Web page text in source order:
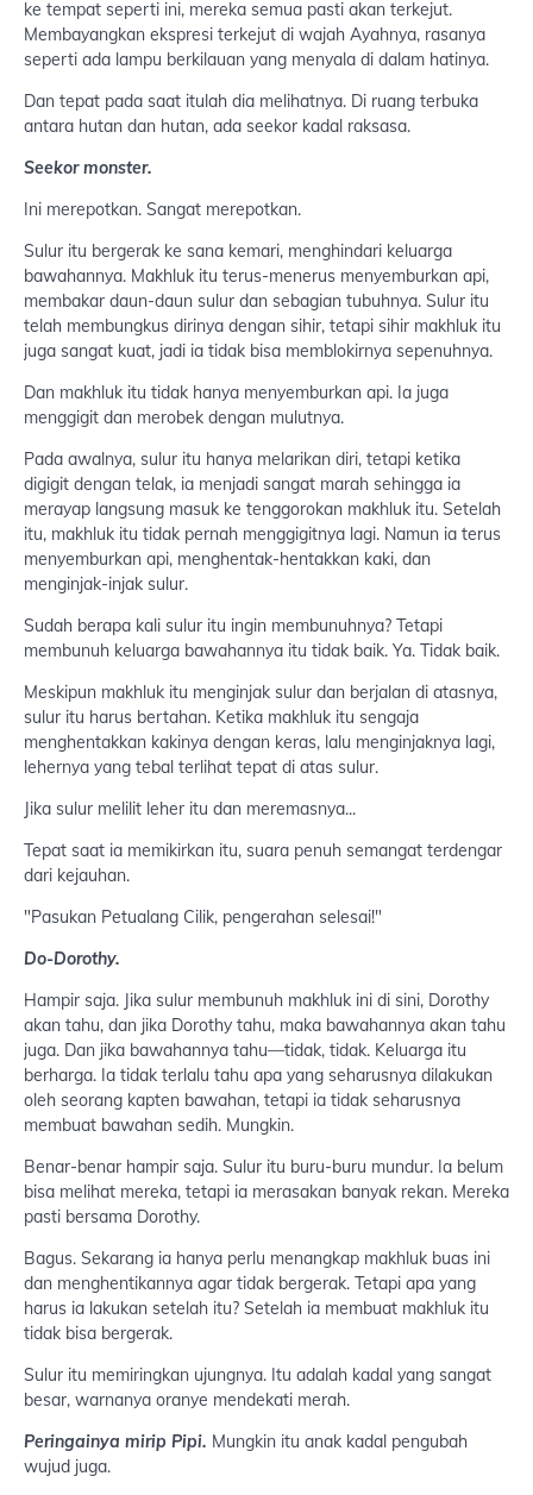
ke tempat seperti ini, mereka semua pasti akan terkejut.
Membayangkan ekspresi terkejut di wajah Ayahnya, rasanya
seperti ada lampu berkilauan yang menyala di dalam hatinya.
Dan tepat pada saat itulah dia melihatnya. Di ruang terbuka
antara hutan dan hutan, ada seekor kadal raksasa.
Seekor monster.
Ini merepotkan. Sangat merepotkan.
Sulur itu bergerak ke sana kemari, menghindari keluarga
bawahannya. Makhluk itu terus-menerus menyemburkan api,
membakar daun-daun sulur dan sebagian tubuhnya. Sulur itu
telah membungkus dirinya dengan sihir, tetapi sihir makhluk itu
juga sangat kuat, jadi ia tidak bisa memblokirnya sepenuhnya.
Dan makhluk itu tidak hanya menyemburkan api. Ia juga
menggigit dan merobek dengan mulutnya.
Pada awalnya, sulur itu hanya melarikan diri, tetapi ketika
digigit dengan telak, ia menjadi sangat marah sehingga ia
merayap langsung masuk ke tenggorokan makhluk itu. Setelah
itu, makhluk itu tidak pernah menggigitnya lagi. Namun ia terus
menyemburkan api, menghentak-hentakkan kaki, dan
menginjak-injak sulur.
Sudah berapa kali sulur itu ingin membunuhnya? Tetapi
membunuh keluarga bawahannya itu tidak baik. Ya. Tidak baik.
Meskipun makhluk itu menginjak sulur dan berjalan di atasnya,
sulur itu harus bertahan. Ketika makhluk itu sengaja
menghentakkan kakinya dengan keras, lalu menginjaknya lagi,
lehernya yang tebal terlihat tepat di atas sulur.
Jika sulur melilit leher itu dan meremasnya...
Tepat saat ia memikirkan itu, suara penuh semangat terdengar
dari kejauhan.
"Pasukan Petualang Cilik, pengerahan selesai!"
Do-Dorothy.
Hampir saja. Jika sulur membunuh makhluk ini di sini, Dorothy
akan tahu, dan jika Dorothy tahu, maka bawahannya akan tahu
juga. Dan jika bawahannya tahu—tidak, tidak. Keluarga itu
berharga. Ia tidak terlalu tahu apa yang seharusnya dilakukan
oleh seorang kapten bawahan, tetapi ia tidak seharusnya
membuat bawahan sedih. Mungkin.
Benar-benar hampir saja. Sulur itu buru-buru mundur. Ia belum
bisa melihat mereka, tetapi ia merasakan banyak rekan. Mereka
pasti bersama Dorothy.
Bagus. Sekarang ia hanya perlu menangkap makhluk buas ini
dan menghentikannya agar tidak bergerak. Tetapi apa yang
harus ia lakukan setelah itu? Setelah ia membuat makhluk itu
tidak bisa bergerak.
Sulur itu memiringkan ujungnya. Itu adalah kadal yang sangat
besar, warnanya oranye mendekati merah.
Peringainya mirip Pipi. Mungkin itu anak kadal pengubah
wujud juga.